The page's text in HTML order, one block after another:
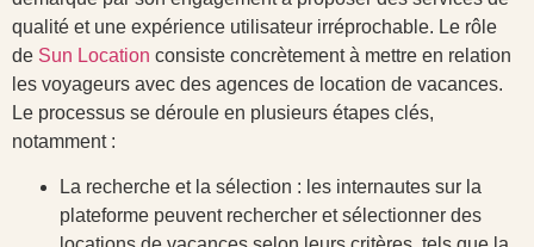
qualité et une expérience utilisateur irréprochable. Le rôle
de Sun Location consiste concrètement à mettre en relation
les voyageurs avec des agences de location de vacances.
Le processus se déroule en plusieurs étapes clés,
notamment :
La recherche et la sélection : les internautes sur la
plateforme peuvent rechercher et sélectionner des